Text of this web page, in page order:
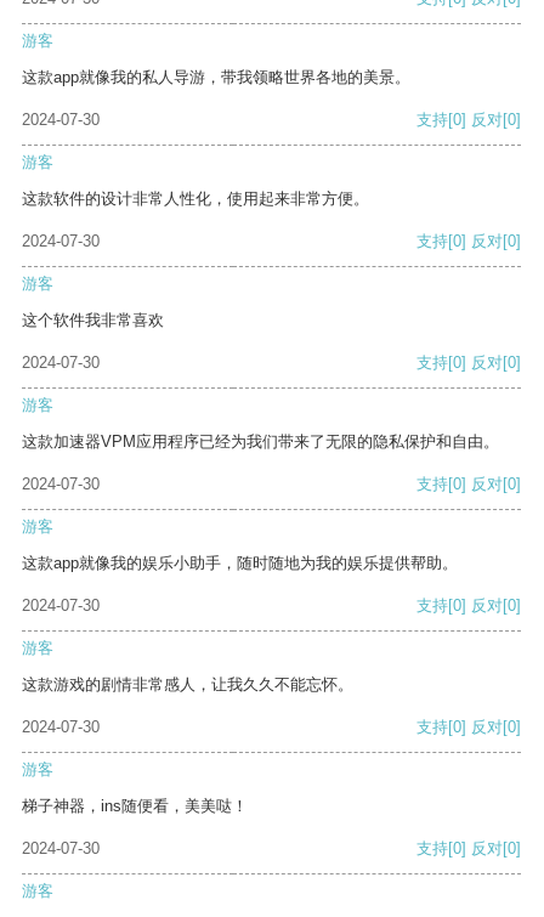
游客
这款app就像我的私人导游，带我领略世界各地的美景。
2024-07-30 支持[0] 反对[0]
游客
这款软件的设计非常人性化，使用起来非常方便。
2024-07-30 支持[0] 反对[0]
游客
这个软件我非常喜欢
2024-07-30 支持[0] 反对[0]
游客
这款加速器VPM应用程序已经为我们带来了无限的隐私保护和自由。
2024-07-30 支持[0] 反对[0]
游客
这款app就像我的娱乐小助手，随时随地为我的娱乐提供帮助。
2024-07-30 支持[0] 反对[0]
游客
这款游戏的剧情非常感人，让我久久不能忘怀。
2024-07-30 支持[0] 反对[0]
游客
梯子神器，ins随便看，美美哒！
2024-07-30 支持[0] 反对[0]
游客